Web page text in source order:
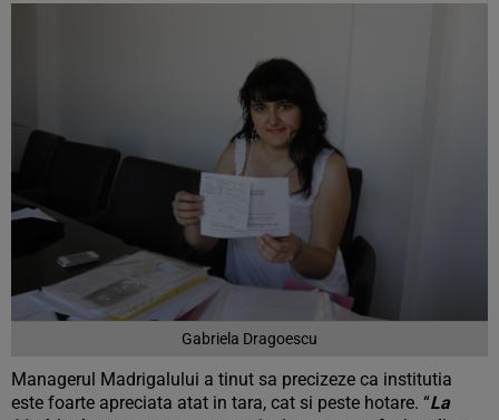
Gabriela Dragoescu
Managerul Madrigalului a tinut sa precizeze ca institutia
este foarte apreciata atat in tara, cat si peste hotare. “La